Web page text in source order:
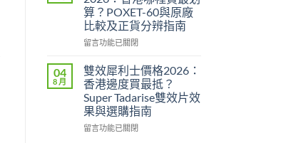
港
購
買
指
中
偉
哥
效
果、
作
用
與
香
港
購
香
港
價
格
全
攻
略：
印
度
版
算？POXET-60與原廠
比較及正貨分辨指南
在
利
勁
印
度
版
價
留言功能已關閉
04
8 月
雙效犀利士價格2026：
香港邊度買最抵？
Super Tadarise雙效片效
果與選購指南
在
留言功能已關閉